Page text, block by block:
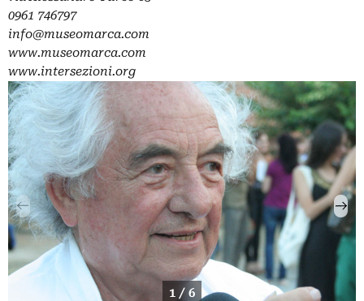
0961 746797
info@museomarca.com
www.museomarca.com
www.intersezioni.org
1 / 6